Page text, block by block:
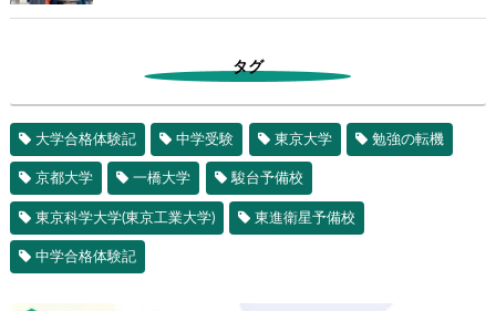
タグ
大学合格体験記 中学受験 東京大学 勉強の転機
京都大学 一橋大学 駿台予備校
東京科学大学(東京工業大学) 東進衛星予備校
中学合格体験記